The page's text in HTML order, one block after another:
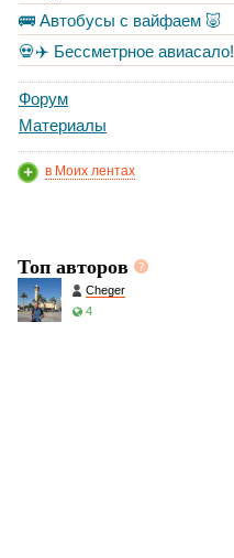
🚌 Автобусы с вайфаем 🐷
💀✈️ Бессметрное авиасало!
Форум
Материалы
в Моих лентах
Топ авторов
Cheger
4